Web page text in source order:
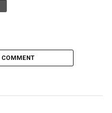
COMMENT